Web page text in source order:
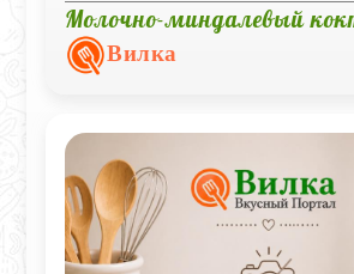
Молочно-миндалевый
Вилка